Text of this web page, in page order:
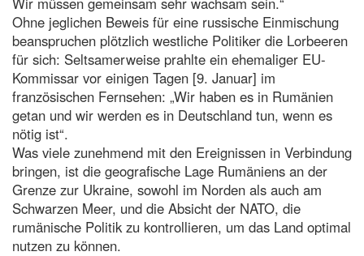
Ohne jeglichen Beweis für eine russische Einmischung
beanspruchen plötzlich westliche Politiker die Lorbeeren
für sich: Seltsamerweise prahlte ein ehemaliger EU-
Kommissar vor einigen Tagen [9. Januar] im
französischen Fernsehen: „Wir haben es in Rumänien
getan und wir werden es in Deutschland tun, wenn es
nötig ist“.
Was viele zunehmend mit den Ereignissen in Verbindung
bringen, ist die geografische Lage Rumäniens an der
Grenze zur Ukraine, sowohl im Norden als auch am
Schwarzen Meer, und die Absicht der NATO, die
rumänische Politik zu kontrollieren, um das Land optimal
nutzen zu können.